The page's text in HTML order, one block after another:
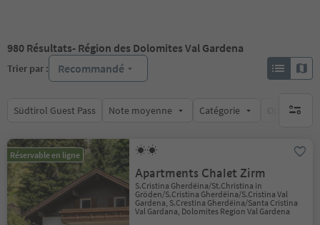
980 Résultats- Région des Dolomites Val Gardena
Trier par : Recommandé
Südtirol Guest Pass Note moyenne Catégorie Options de
aucun
Réservable en ligne
Apartments Chalet Zirm
S.Cristina Gherdëina/St.Christina in
Gröden/S.Cristina Gherdëina/S.Cristina Val
Gardena, S.Crestina Gherdëina/Santa Cristina
Val Gardana, Dolomites Region Val Gardena